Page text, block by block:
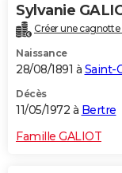
Sylvanie
Créer une cagnotte
Naissance
28/08/1891 à Saint-
Décès
11/05/1972 à Bertre
Famille GALIOT